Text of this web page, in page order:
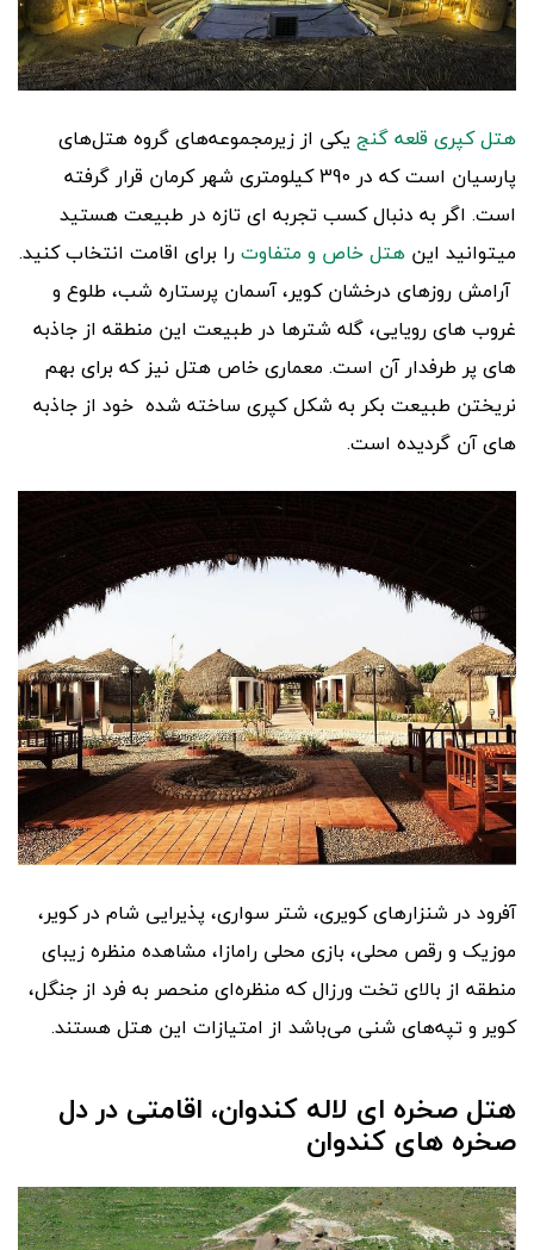
هتل کپری قلعه گنج یکی از زیرمجموعه‌های گروه هتل‌های
پارسیان است که در 390 کیلومتری شهر کرمان قرار گرفته
است. اگر به دنبال کسب تجربه ای تازه در طبیعت هستید
میتوانید این هتل خاص و متفاوترا برای اقامت انتخاب کنید.
آرامش روزهای درخشان کویر، آسمان پرستاره شب، طلوع و
غروب های رویایی، گله شترها در طبیعت این منطقه از جاذبه
های پر طرفدار آن است. معماری خاص هتل نیز که برای بهم
نریختن طبیعت بکر به شکل کپری ساخته شده خود از جاذبه
های آن گردیده است.
آفرود در شنزارهای کویری، شتر سواری، پذیرایی شام در کویر،
موزیک و رقص محلی، بازی محلی رامازا، مشاهده منظره زیبای
منطقه از بالای تخت ورزال که منظره‌ای منحصر به فرد از جنگل،
کویر و تپه‌های شنی می‌باشد از امتیازات این هتل هستند.
هتل صخره ای لاله کندوان، اقامتی در دل
صخره های کندوان